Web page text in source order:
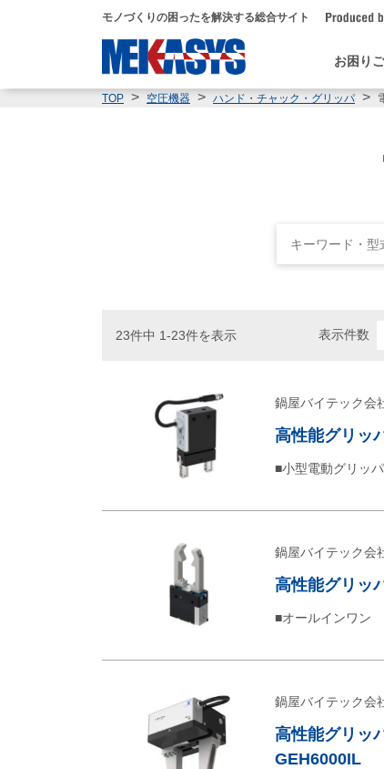
モノづくりの困ったを解決する総合サイト
お困り
TOP 空圧機器 ハンド・チャック・グリッパ
23件中 1-23件を表示 表示件数
鍋屋バイテック会
高性能グリッ
■小型電動グリッパ
鍋屋バイテック会
高性能グリッ
■オールインワン
鍋屋バイテック会
高性能グリッ
GEH6000IL